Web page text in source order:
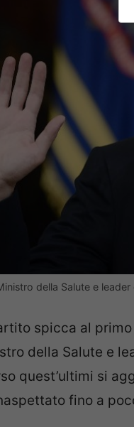
della Salute e
spicca al
della Salute e
quest’ultimi si
fino a